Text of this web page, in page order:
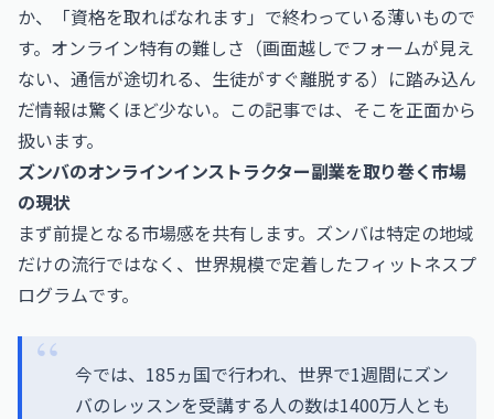
か、「資格を取ればなれます」で終わっている薄いもので
す。オンライン特有の難しさ（画面越しでフォームが見え
ない、通信が途切れる、生徒がすぐ離脱する）に踏み込ん
だ情報は驚くほど少ない。この記事では、そこを正面から
扱います。
ズンバのオンラインインストラクター副業を取り巻く市場
の現状
まず前提となる市場感を共有します。ズンバは特定の地域
だけの流行ではなく、世界規模で定着したフィットネスプ
ログラムです。
今では、185ヵ国で行われ、世界で1週間にズン
バのレッスンを受講する人の数は1400万人とも